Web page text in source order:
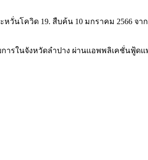
หวั่นโควิด 19. สืบค้น 10 มกราคม 2566 จาก
ารในจังหวัดลำปาง ผ่านแอพพลิเคชั่นฟู้ดแ